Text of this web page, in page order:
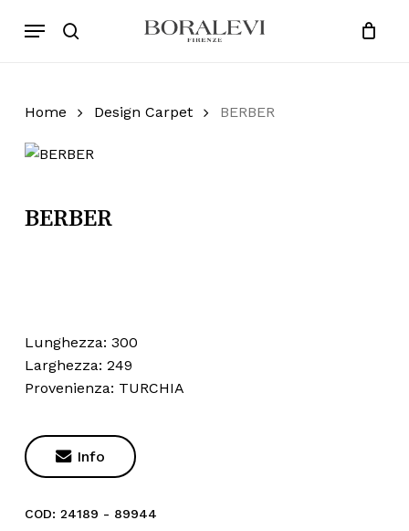
Products
search
Menu
Cart Close
Home Design Carpet BERBER
BERBER
Lunghezza: 300
Larghezza: 249
Provenienza: TURCHIA
Info
COD: 24189 - 89944